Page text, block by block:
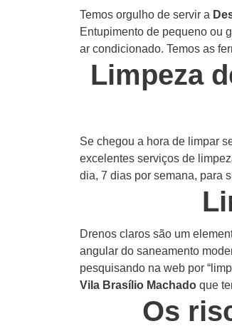
Temos orgulho de servir a
Entupimento de pequeno ou
ar condicionado. Temos as
Limpeza
Se chegou a hora de limpar
excelentes serviços de
dia, 7 dias por semana, para
Drenos claros são um
angular do saneamento
pesquisando na web por
Vila Brasílio Machado que
Os